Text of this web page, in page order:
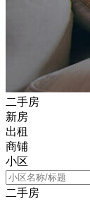
二手房
新房
出租
商铺
小区
二手房